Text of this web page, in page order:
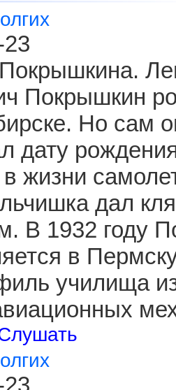
Покрышкин
Но сам
дату
жизни
дал
В 1932 году
в
училища